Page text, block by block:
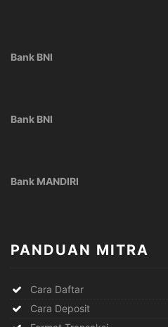
Bank BNI
Bank BNI
Bank MANDIRI
PANDUAN MITRA
Cara Daftar
Cara Deposit